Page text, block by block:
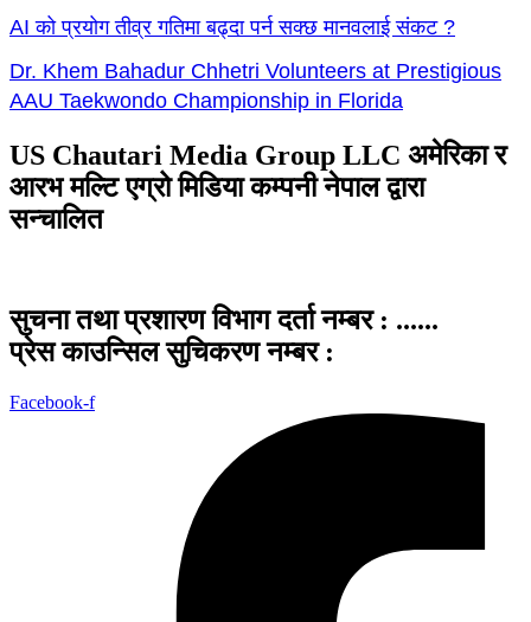
AI को प्रयोग तीव्र गतिमा बढ्दा पर्न सक्छ मानवलाई संकट ?
Dr. Khem Bahadur Chhetri Volunteers at Prestigious
AAU Taekwondo Championship in Florida
US Chautari Media Group LLC अमेरिका र
आरभ मल्टि एग्रो मिडिया कम्पनी नेपाल द्वारा
सन्चालित
सुचना तथा प्रशारण विभाग दर्ता नम्बर : ......
प्रेस काउन्सिल सुचिकरण नम्बर :
Facebook-f